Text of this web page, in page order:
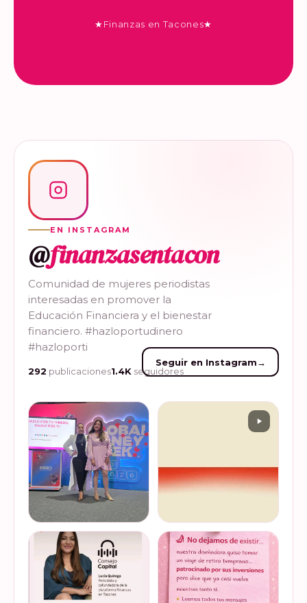
★Finanzas en Tacones★
EN INSTAGRAM
@finanzasentacon
Comunidad de mujeres periodistas
interesadas en promover la
Educación Financiera y el bienestar
financiero. #hazloportudinero
#hazloporti
292 publicaciones1.4K seguidores
Seguir en Instagram→
Felices de haber sido
invitadas, por cuarto año
consecutivo, a participar en
la Global Money Week, una
iniciativa que impulsa la
educación f…
VER EN
INSTAGRAM
Del 17 al 22 de marzo se
lleva a cabo la Global
Money Week 2026 (Semana
Mundial del Dinero).
Finanzas en Tacones
somos parte de esta
Jornada…
VER EN
INSTAGRAM